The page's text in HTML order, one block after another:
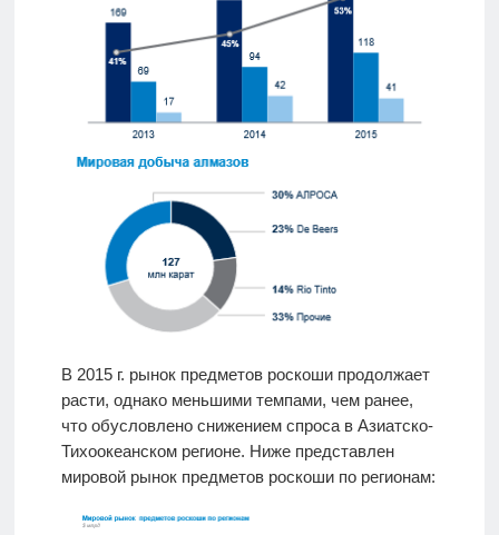
В 2015 г. рынок предметов роскоши продолжает
расти, однако меньшими темпами, чем ранее,
что обусловлено снижением спроса в Азиатско-
Тихоокеанском регионе. Ниже представлен
мировой рынок предметов роскоши по регионам: